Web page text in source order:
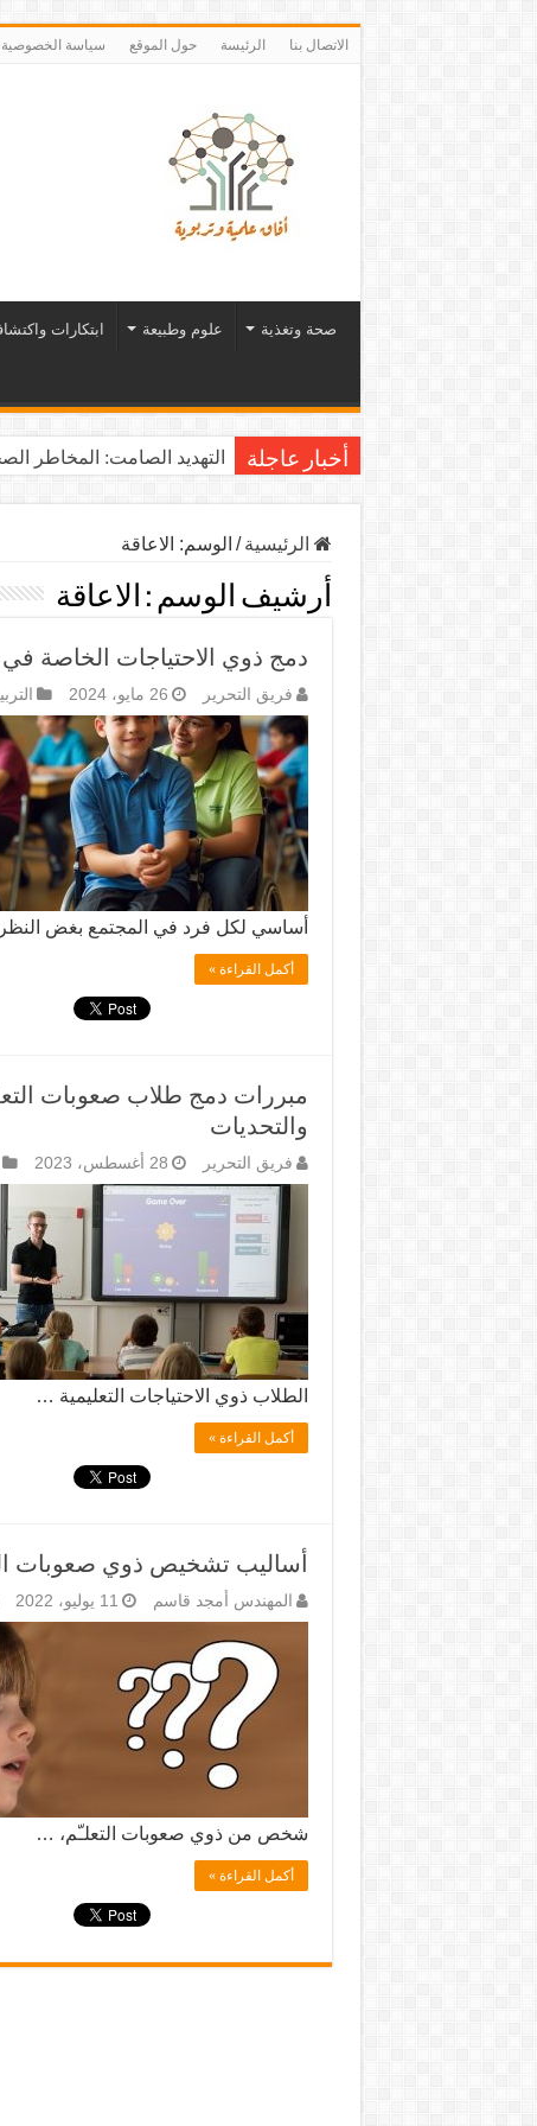
الاتصال بنا الرئيسة حول الموقع سياسة الخصوصية
صحة وتغذية علوم وطبيعة ابتكارات
أخبار عاجلة التهديد الصامت: المخاطر
الرئيسية / الوسم: الاعاقة
أرشيف الوسم : الاعاقة
دمج ذوي الاحتياجات الخاصة في
فريق التحرير 26 مايو، 2024
أساسي لكل فرد في المجتمع بغض
أكمل القراءة »
مبررات دمج طلاب صعوبات
والتحديات
فريق التحرير 28 أغسطس، 2023
الطلاب ذوي الاحتياجات التعليمية …
أكمل القراءة »
أساليب تشخيص ذوي صعوبات
المهندس أمجد قاسم 11 يوليو، 2022
شخص من ذوي صعوبات التعلـّم، …
أكمل القراءة »